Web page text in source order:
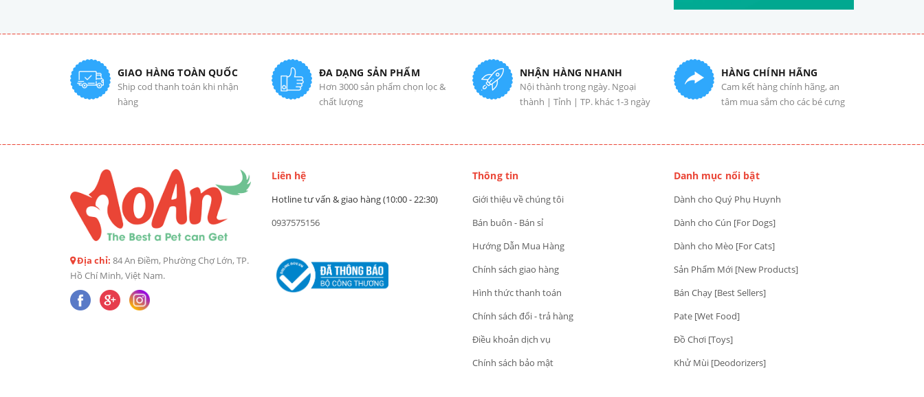
GIAO HÀNG TOÀN QUỐC
Ship cod thanh toán khi nhận
hàng
ĐA DẠNG SẢN PHẨM
Hơn 3000 sản phẩm chọn lọc &
chất lượng
NHẬN HÀNG NHANH
Nội thành trong ngày. Ngoại
thành | Tỉnh | TP. khác 1-3 ngày
HÀNG CHÍNH HÃNG
Cam kết hàng chính hãng, an
tâm mua sắm cho các bé cưng
Địa chỉ: 84 An Điềm, Phường Chợ Lớn, TP.
Hồ Chí Minh, Việt Nam.
Liên hệ
Hotline tư vấn & giao hàng (10:00 - 22:30)
0937575156
Thông tin
Giới thiệu về chúng tôi
Bán buôn - Bán sỉ
Hướng Dẫn Mua Hàng
Chính sách giao hàng
Hình thức thanh toán
Chính sách đổi - trả hàng
Điều khoản dịch vụ
Chính sách bảo mật
Danh mục nổi bật
Dành cho Quý Phụ Huynh
Dành cho Cún [For Dogs]
Dành cho Mèo [For Cats]
Sản Phẩm Mới [New Products]
Bán Chạy [Best Sellers]
Pate [Wet Food]
Đồ Chơi [Toys]
Khử Mùi [Deodorizers]